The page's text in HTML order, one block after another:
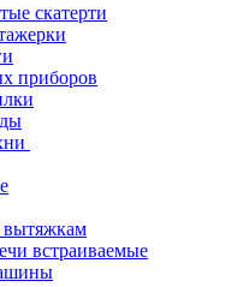
скатерти
приборов
встраиваемые